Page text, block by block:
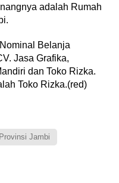
adalah Rumah
Belanja
Jasa Grafika,
dan Toko Rizka.
Toko Rizka.(red)
Provinsi Jambi